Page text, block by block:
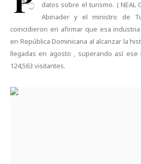
datos sobre el turismo. ( NEAL
Abinader y el ministro de
coincidieron en afirmar que esa
en República Dominicana al alcanzar la
llegadas en agosto , superando así ese
124,563 visitantes.